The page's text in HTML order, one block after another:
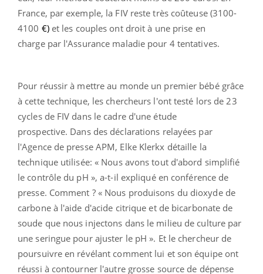
France, par exemple, la FIV reste très coûteuse (3100-
4100 €)et les couples ont droit à une prise en
charge par l'Assurance maladie pour 4 tentatives.
Pour réussir à mettre au monde un premier bébé grâce
à cette technique, les chercheurs l'ont testé lors de 23
cycles de FIV dans le cadre d'une étude
prospective. Dans des déclarations relayées par
l'Agence de presse APM, Elke Klerkx détaille la
technique utilisée: « Nous avons tout d'abord simplifié
le contrôle du pH », a-t-il expliqué en conférence de
presse. Comment ? « Nous produisons du dioxyde de
carbone à l'aide d'acide citrique et de bicarbonate de
soude que nous injectons dans le milieu de culture par
une seringue pour ajuster le pH ». Et le chercheur de
poursuivre en révélant comment lui et son équipe ont
réussi à contourner l'autre grosse source de dépense